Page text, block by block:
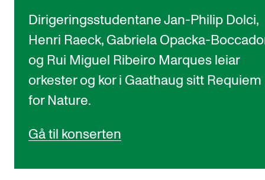
Dirigeringsstudentane Jan-Philip Dolci,
Henri Raeck, Gabriela Opacka-
og Rui Miguel Ribeiro Marques leiar
orkester og kor i Gaathaug sitt Requiem
for Nature.
Gå til konserten